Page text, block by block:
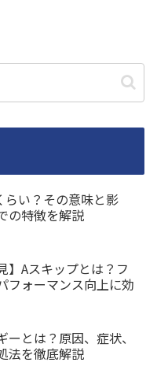
らい？その意味と影
の特徴を解説
】Aスキップとは？フ
フォーマンス向上に効
ーとは？原因、症状、
法を徹底解説